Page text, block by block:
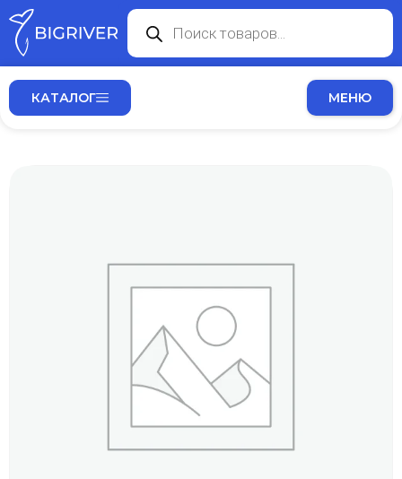
КАТАЛОГ МЕНЮ